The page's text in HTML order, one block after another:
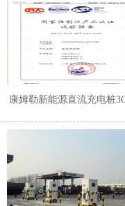
康姆勒新能源直流充电桩